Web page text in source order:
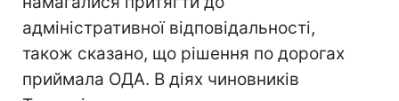
адміністративної відповідальності,
також сказано, що рішення по дорогах
приймала ОДА. В діях чиновників